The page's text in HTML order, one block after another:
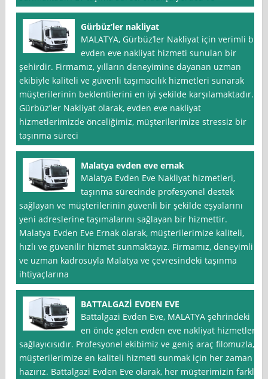
Gürbüz’ler nakliyat
MALATYA, Gürbüz’ler Nakliyat için verimli bir
evden eve nakliyat hizmeti sunulan bir
şehirdir. Firmamız, yılların deneyimine dayanan uzman
ekibiyle kaliteli ve güvenli taşımacılık hizmetleri sunarak
müşterilerinin beklentilerini en iyi şekilde karşılamaktadır.
Gürbüz’ler Nakliyat olarak, evden eve nakliyat
hizmetlerimizde önceliğimiz, müşterilerimize stressiz bir
taşınma süreci
Malatya evden eve ernak
Malatya Evden Eve Nakliyat hizmetleri,
taşınma sürecinde profesyonel destek
sağlayan ve müşterilerinin güvenli bir şekilde eşyalarını
yeni adreslerine taşımalarını sağlayan bir hizmettir.
Malatya Evden Eve Ernak olarak, müşterilerimize kaliteli,
hızlı ve güvenilir hizmet sunmaktayız. Firmamız, deneyimli
ve uzman kadrosuyla Malatya ve çevresindeki taşınma
ihtiyaçlarına
BATTALGAZİ EVDEN EVE
Battalgazi Evden Eve, MALATYA şehrindeki
en önde gelen evden eve nakliyat hizmetleri
sağlayıcısıdır. Profesyonel ekibimiz ve geniş araç filomuzla,
müşterilerimize en kaliteli hizmeti sunmak için her zaman
hazırız. Battalgazi Evden Eve olarak, her müşterimizin farklı